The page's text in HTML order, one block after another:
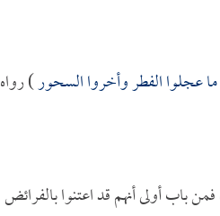
ما عجلوا الفطر وأخروا السحور) رواه
باب أولى أنهم قد اعتنوا بالفرائض